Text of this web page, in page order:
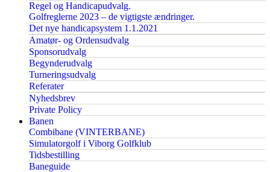
Regel og Handicapudvalg.
Golfreglerne 2023 – de vigtigste ændringer.
Det nye handicapsystem 1.1.2021
Amatør- og Ordensudvalg
Sponsorudvalg
Begynderudvalg
Turneringsudvalg
Referater
Nyhedsbrev
Private Policy
Banen
Combibane (VINTERBANE)
Simulatorgolf i Viborg Golfklub
Tidsbestilling
Baneguide